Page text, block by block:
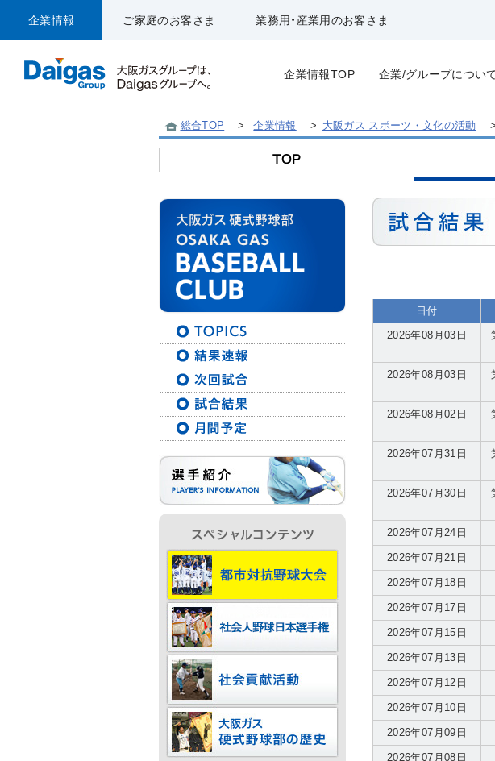
企業情報 ご家庭のお客さま 業務用・産業用のお客さま
企業情報TOP 企業/グループについ
総合TOP > 企業情報 > 大阪ガス スポーツ・文化の活動 >
日付
2026年08月03日
2026年08月03日
2026年08月02日
2026年07月31日
2026年07月30日
2026年07月24日
2026年07月21日
2026年07月18日
2026年07月17日
2026年07月15日
2026年07月13日
2026年07月12日
2026年07月10日
2026年07月09日
2026年07月08日